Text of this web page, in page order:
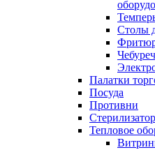
Столы
Палатки
Посуда
Противни
Тепловое